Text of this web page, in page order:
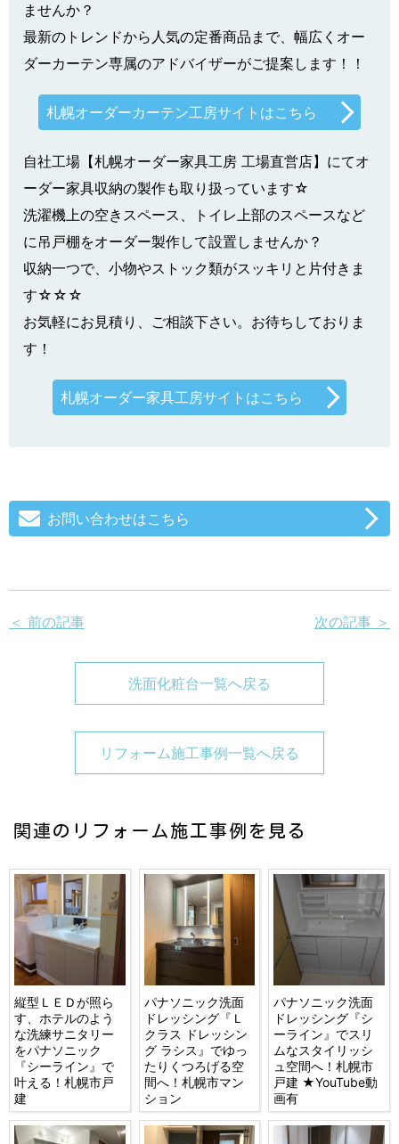
ませんか？
最新のトレンドから人気の定番商品まで、幅広くオー
ダーカーテン専属のアドバイザーがご提案します！！
札幌オーダーカーテン工房サイトはこちら
自社工場【札幌オーダー家具工房 工場直営店】にてオ
ーダー家具収納の製作も取り扱っています☆
洗濯機上の空きスペース、トイレ上部のスペースなど
に吊戸棚をオーダー製作して設置しませんか？
収納一つで、小物やストック類がスッキリと片付きま
す☆☆☆
お気軽にお見積り、ご相談下さい。お待ちしておりま
す！
札幌オーダー家具工房サイトはこちら
お問い合わせはこちら
＜ 前の記事 次の記事 ＞
洗面化粧台一覧へ戻る
リフォーム施工事例一覧へ戻る
関連のリフォーム施工事例を見る
縦型ＬＥＤが照ら
す、ホテルのよう
な洗練サニタリー
をパナソニック
『シーライン』で
叶える！札幌市戸
建
パナソニック洗面
ドレッシング『Ｌ
クラス ドレッシン
グ ラシス』でゆっ
たりくつろげる空
間へ！札幌市マン
ション
パナソニック洗面
ドレッシング『シ
ーライン』でスリ
ムなスタイリッシ
ュ空間へ！札幌市
戸建 ★YouTube動
画有